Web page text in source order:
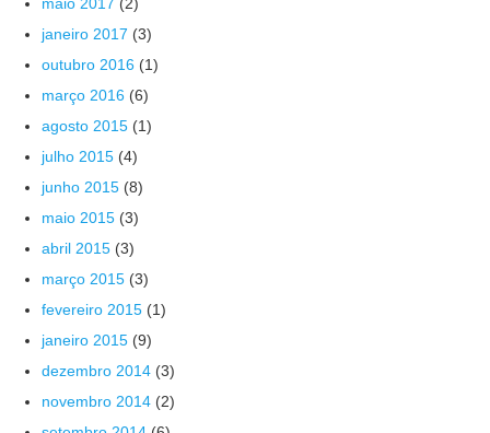
janeiro 2017 (3)
outubro 2016 (1)
março 2016 (6)
agosto 2015 (1)
julho 2015 (4)
junho 2015 (8)
maio 2015 (3)
abril 2015 (3)
março 2015 (3)
fevereiro 2015 (1)
janeiro 2015 (9)
dezembro 2014 (3)
novembro 2014 (2)